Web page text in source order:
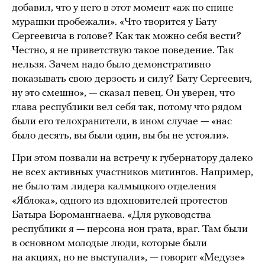
добавил, что у него в этот момент «аж по спине
мурашки пробежали». «Что творится у Бату
Сергеевича в голове? Как так можно себя вести?
Честно, я не приветствую такое поведение. Так
нельзя. Зачем надо было демонстративно
показывать свою дерзость и силу? Бату Сергеевич,
ну это смешно», — сказал певец. Он уверен, что
глава республики вел себя так, потому что рядом
были его телохранители, в ином случае — «нас
было десять, вы были один, вы бы не устояли».
При этом позвали на встречу к губернатору далеко
не всех активных участников митингов. Например,
не было там лидера калмыцкого отделения
«Яблока», одного из вдохновителей протестов
Батыра Боромангнаева. «Для руководства
республики я — персона нон грата, враг. Там были
в основном молодые люди, которые были
на акциях, но не выступали», — говорит «Медузе»